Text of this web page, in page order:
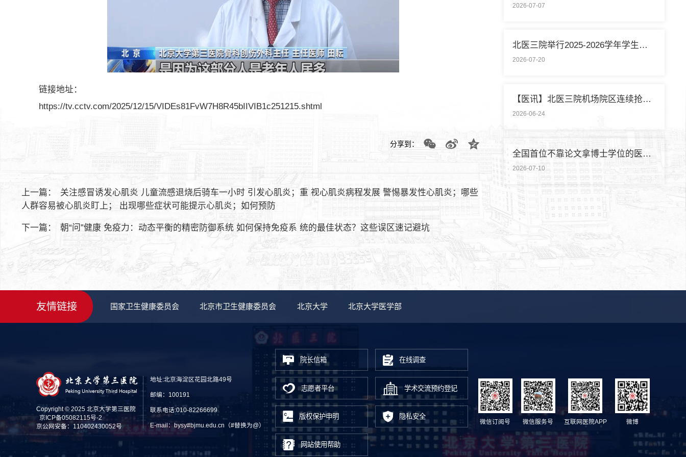
链接地址：
https://tv.cctv.com/2025/12/15/VIDEs81FvW7H8R45bIIVIB1c251215.shtml
分享到：
上一篇：
关注感冒诱发心肌炎 儿童流感退烧后骑车一小时 引发心肌炎；重 视心肌炎病程发展 警惕暴发性心肌炎；哪些
人群容易被心肌炎盯上； 出现哪些症状可能提示心肌炎；如何预防
下一篇： 朝“问”健康 免疫力：动态平衡的精密防御系统 如何保持免疫系 统的最佳状态？这些误区速记避坑
2026-07-07
北医三院举行2025-2026学年学生暑期社会实践启动仪式
2026-07-20
【医讯】北医三院机场院区连续抢救两名致死性肺栓塞外籍旅客
2026-06-24
全国首位不靠论文拿博士学位的医学领域研究生通过答辩
2026-07-10
友情链接 国家卫生健康委员会 北京市卫生健康委员会 北京大学 北京大学医学部
Copyright © 2025 北京大学第三医院
京ICP备05082115号-2
京公网安备：110402430052号
地址:北京海淀区花园北路49号
邮编：100191
联系电话:010-82266699
E-mail：bysy#bjmu.edu.cn（#替换为@）
院长信箱 在线调查
志愿者平台 学术交流预约登记
版权保护申明 隐私安全
网站使用帮助
微信订阅号 微信服务号 互联网医院APP 微博